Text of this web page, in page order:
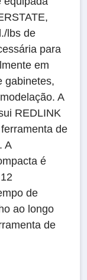
lbs de
para
em
gabinetes,
A
REDLINK
de
A
é
de
ao longo
de